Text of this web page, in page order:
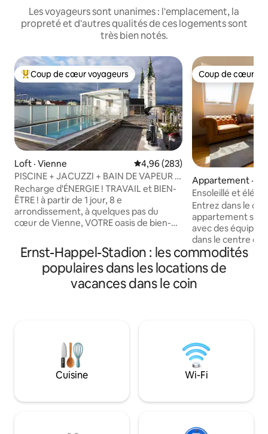
Les voyageurs sont unanimes : l'emplacement, la
propreté et d'autres qualités de ces logements sont
très bien notés.
Coup de cœur voyageurs parmi les plus aimés
Coup de cœur voyageurs
Loft · Vienne Note moyenne de 4,96 sur 5,
4,96 (283)
PISCINE + JACUZZI + BAIN DE VAPEUR +
SAUNA ! Seulement pour votre détente
Recharge d'ÉNERGIE ! TRAVAIL et BIEN-
ÊTRE ! à partir de 1 jour, 8 e
arrondissement, à quelques pas du
cœur de Vienne, VOTRE oasis de bien-
MAINTENANT ! bureau à domicile+ ++.
Inondé de lumière, avec terrasse privée
sur le toit comprenant une piscine
PRIVÉE, un espace spa avec sauna et son
téléphone, un salon extravagant élégant
des moments INSOUCIANTS ! Il suffit de
prendre votre bureau avec relaaaaaaax
MAINTENANT !
Coup de cœur
Coup de cœur
Appartement ·
Ensoleillé et
choix, lit King
Entrez dans le
appartement sur
avec des
dans le centre de
pas de la place
Danube,
retraite urbaine,
des meilleurs
entièrement
Télévision ✔
Ernst-Happel-Stadion : les commodités
populaires dans les locations de
vacances dans le coin
Cuisine Wi-Fi